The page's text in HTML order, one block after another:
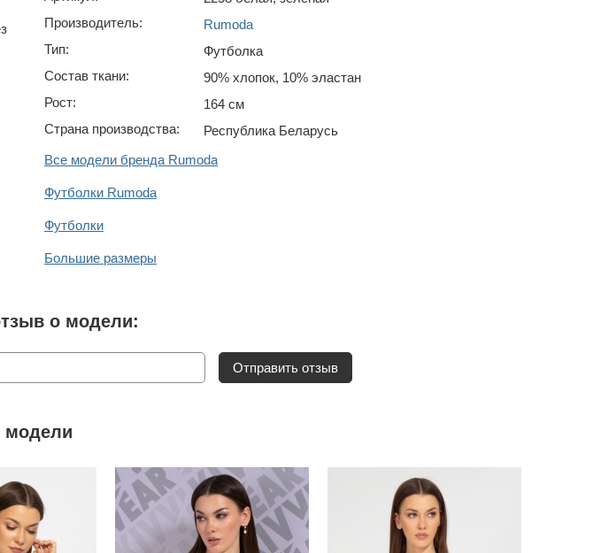
Производитель:
Rumoda
Тип:
Футболка
Состав ткани:
90% хлопок, 10% эластан
Рост:
164 см
Страна производства:
Республика Беларусь
Все модели бренда Rumoda
Футболки Rumoda
Футболки
Большие размеры
о модели:
Отправить отзыв
модели